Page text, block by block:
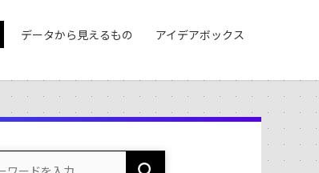
データから見えるもの アイデアボックス